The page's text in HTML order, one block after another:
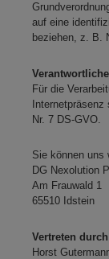
auf eine
beziehen, z. B.
Für die
Nr. 7 DS-GVO.
Sie können uns
DG Nexolution
Am Frauwald 1
65510 Idstein
Vertreten
Horst